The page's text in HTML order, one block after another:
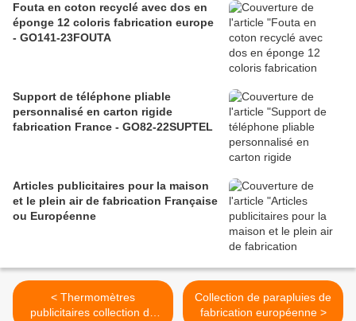
Fouta en coton recyclé avec dos en
éponge 12 coloris fabrication europe
- GO141-23FOUTA
Support de téléphone pliable
personnalisé en carton rigide
fabrication France - GO82-22SUPTEL
Articles publicitaires pour la maison
et le plein air de fabrication Française
ou Européenne
< Thermomètres
publicitaires collection de
Collection de parapluies de
fabrication européenne >